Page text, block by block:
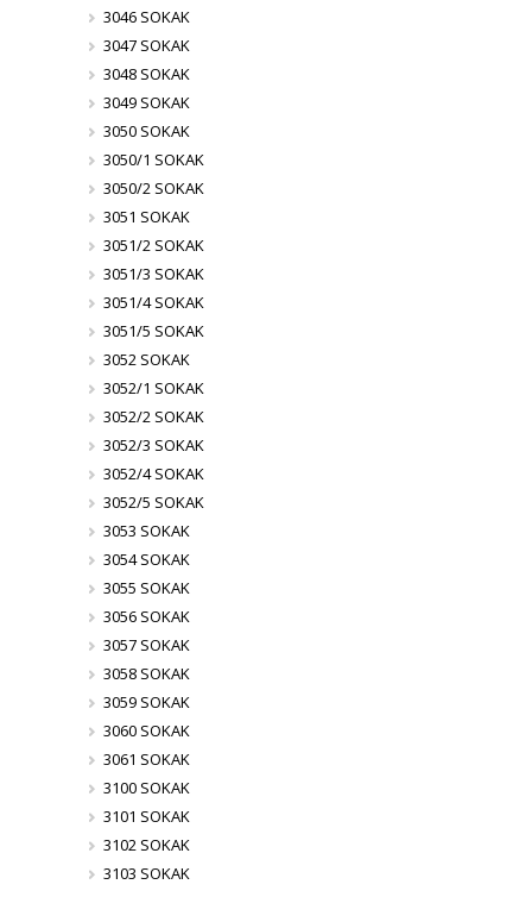
3046 SOKAK
3047 SOKAK
3048 SOKAK
3049 SOKAK
3050 SOKAK
3050/1 SOKAK
3050/2 SOKAK
3051 SOKAK
3051/2 SOKAK
3051/3 SOKAK
3051/4 SOKAK
3051/5 SOKAK
3052 SOKAK
3052/1 SOKAK
3052/2 SOKAK
3052/3 SOKAK
3052/4 SOKAK
3052/5 SOKAK
3053 SOKAK
3054 SOKAK
3055 SOKAK
3056 SOKAK
3057 SOKAK
3058 SOKAK
3059 SOKAK
3060 SOKAK
3061 SOKAK
3100 SOKAK
3101 SOKAK
3102 SOKAK
3103 SOKAK